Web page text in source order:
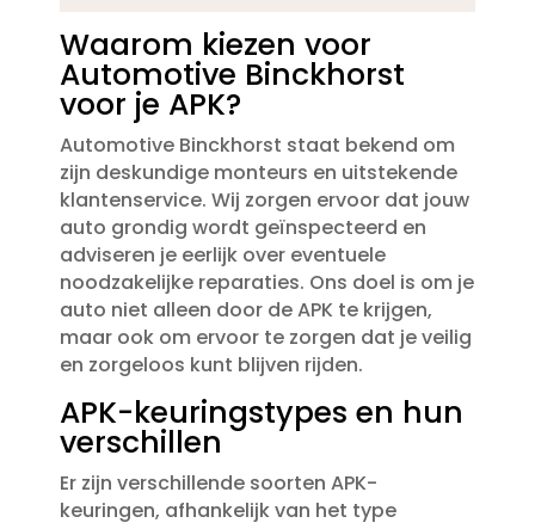
Waarom kiezen voor
Automotive Binckhorst
voor je APK?
Automotive Binckhorst staat bekend om
zijn deskundige monteurs en uitstekende
klantenservice.​ Wij zorgen ervoor dat jouw
auto grondig wordt geïnspecteerd en
adviseren je eerlijk over eventuele
noodzakelijke reparaties.​ Ons doel is om je
auto niet alleen door de APK te krijgen,
maar ook om ervoor te zorgen dat je veilig
en zorgeloos kunt blijven rijden.​
APK-keuringstypes en hun
verschillen
Er zijn verschillende soorten APK-
keuringen, afhankelijk van het type